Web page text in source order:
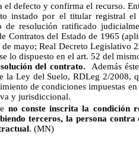
el defecto y confirma el recurso.
instado por el titular registral
resolución ratificado
Contratos del Estado de 1965
de mayo; Real Decreto Legislativo
lo dispuesto en el art. 52 del
del contrato. Además
la Ley del Suelo, RDLeg 2/2008,
de condiciones impuestas
y jurisdiccional.
no conste inscrita la condición
terceros, la persona
. (MN)